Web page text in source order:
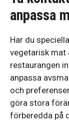
anpassa
Har du
vegetarisk mat
restaurangen
anpassa
och
göra stora
förberedda på